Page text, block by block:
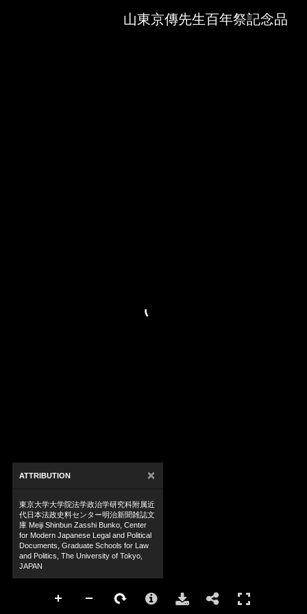
山東京傳先生百年祭記念品
ATTRIBUTION ×
東京大学大学院法学政治学研究科附属近
代日本法政史料センター明治新聞雑誌文
庫 Meiji Shinbun Zasshi Bunko, Center
for Modern Japanese Legal and Political
Documents, Graduate Schools for Law
and Politics, The University of Tokyo,
JAPAN